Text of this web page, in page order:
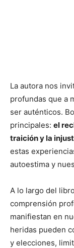
La autora nos
profundas que a
ser auténticos.
principales: el
traición y la
estas
autoestima y
A lo largo del
comprensión
manifiestan en
heridas pueden
y elecciones,